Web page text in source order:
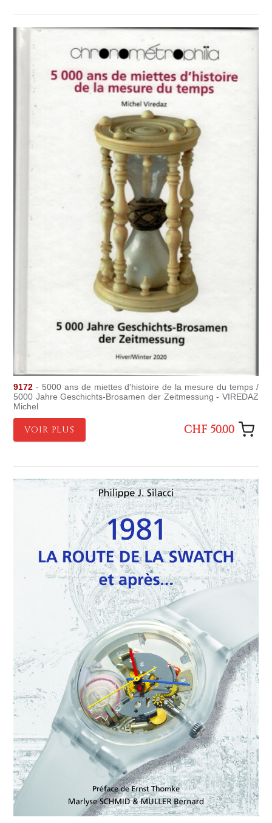
9172 - 5000 ans de miettes d'histoire de la mesure du temps /
5000 Jahre Geschichts-Brosamen der Zeitmessung - VIREDAZ
Michel
VOIR PLUS CHF 50.00